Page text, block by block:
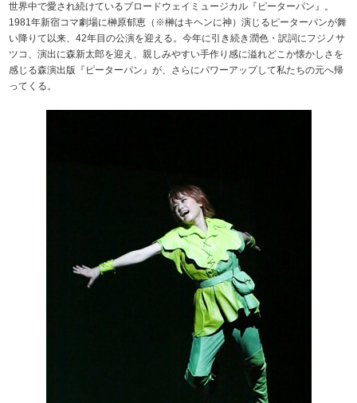
世界中で愛され続けているブロードウェイミュージカル『ピーターパン』。
1981年新宿コマ劇場に榊原郁恵（※榊はキヘンに神）演じるピーターパンが舞
い降りて以来、42年目の公演を迎える。今年に引き続き潤色・訳詞にフジノサ
ツコ、演出に森新太郎を迎え、親しみやすい手作り感に溢れどこか懐かしさを
感じる森演出版『ピーターパン』が、さらにパワーアップして私たちの元へ帰
ってくる。